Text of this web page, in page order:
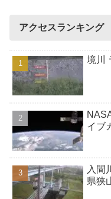
アクセスランキング
境川
イブ
入間
県狭